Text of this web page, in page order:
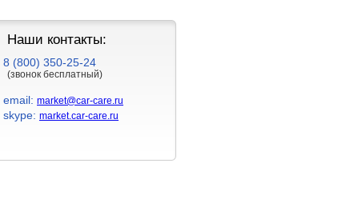
Наши контакты:
8 (800) 350-25-24
(звонок бесплатный)
email: market@car-care.ru
skype: market.car-care.ru